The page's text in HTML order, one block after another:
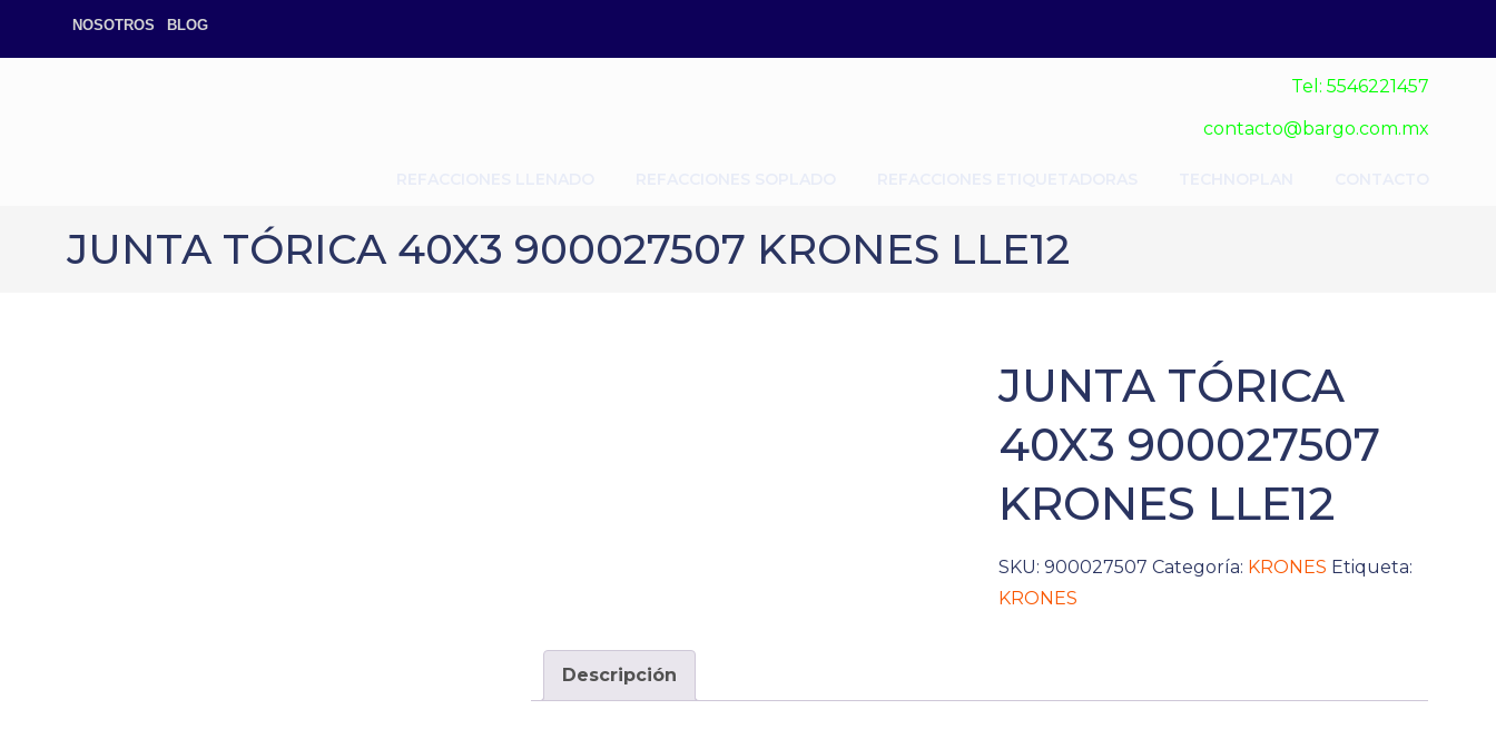
NOSOTROS BLOG
Tel: 5546221457
contacto@bargo.com.mx
JUNTA TÓRICA 40X3 900027507 KRONES LLE12
JUNTA TÓRICA
40X3 900027507
KRONES LLE12
SKU: 900027507 Categoría: KRONES Etiqueta:
KRONES
Descripción